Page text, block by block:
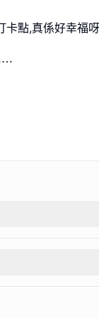
卡點,真係好幸福